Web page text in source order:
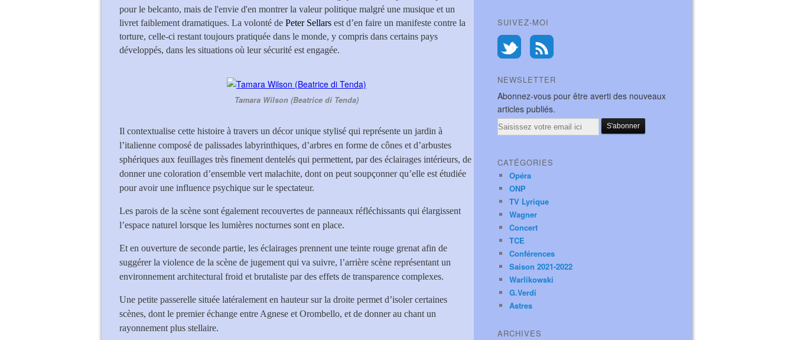
pour le belcanto, mais de l'envie d'en montrer la valeur politique malgré une musique et un
livret faiblement dramatiques. La volonté de Peter Sellars est d’en faire un manifeste contre la
torture, celle-ci restant toujours pratiquée dans le monde, y compris dans certains pays
développés, dans les situations où leur sécurité est engagée.
Tamara Wilson (Beatrice di Tenda)
Il contextualise cette histoire à travers un décor unique stylisé qui représente un jardin à
l’italienne composé de palissades labyrinthiques, d’arbres en forme de cônes et d’arbustes
sphériques aux feuillages très finement dentelés qui permettent, par des éclairages intérieurs, de
donner une coloration d’ensemble vert malachite, dont on peut soupçonner qu’elle est étudiée
pour avoir une influence psychique sur le spectateur.
Les parois de la scène sont également recouvertes de panneaux réfléchissants qui élargissent
l’espace naturel lorsque les lumières nocturnes sont en place.
Et en ouverture de seconde partie, les éclairages prennent une teinte rouge grenat afin de
suggérer la violence de la scène de jugement qui va suivre, l’arrière scène représentant un
environnement architectural froid et brutaliste par des effets de transparence complexes.
Une petite passerelle située latéralement en hauteur sur la droite permet d’isoler certaines
scènes, dont le premier échange entre Agnese et Orombello, et de donner au chant un
rayonnement plus stellaire.
SUIVEZ-MOI
NEWSLETTER
Abonnez-vous pour être averti des nouveaux
articles publiés.
Email
CATÉGORIES
Opéra
ONP
TV Lyrique
Wagner
Concert
TCE
Conférences
Saison 2021-2022
Warlikowski
G.Verdi
Astres
ARCHIVES